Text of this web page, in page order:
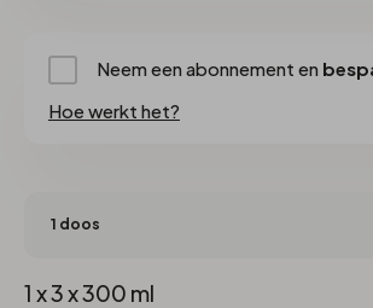
Neem een abonnement en
Hoe werkt het?
1 x 3 x 300 ml